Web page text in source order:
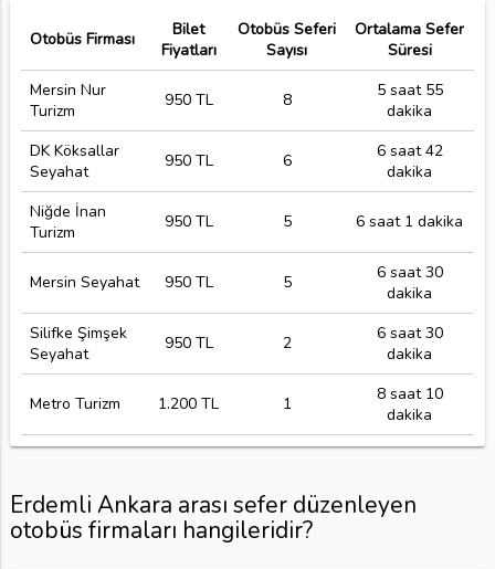
Otobüs Firması
Bilet
Fiyatları
Otobüs Seferi
Sayısı
Ortalama Sefer
Süresi
Mersin Nur
Turizm
950 TL 8
5 saat 55
dakika
DK Köksallar
Seyahat
950 TL 6
6 saat 42
dakika
Niğde İnan
Turizm
950 TL 5 6 saat 1 dakika
Mersin Seyahat 950 TL 5
6 saat 30
dakika
Silifke Şimşek
Seyahat
950 TL 2
6 saat 30
dakika
Metro Turizm 1.200 TL 1
8 saat 10
dakika
Erdemli Ankara arası sefer düzenleyen
otobüs firmaları hangileridir?